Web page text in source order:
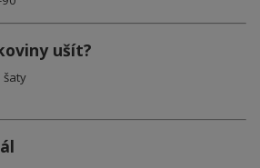
ušít?
šaty